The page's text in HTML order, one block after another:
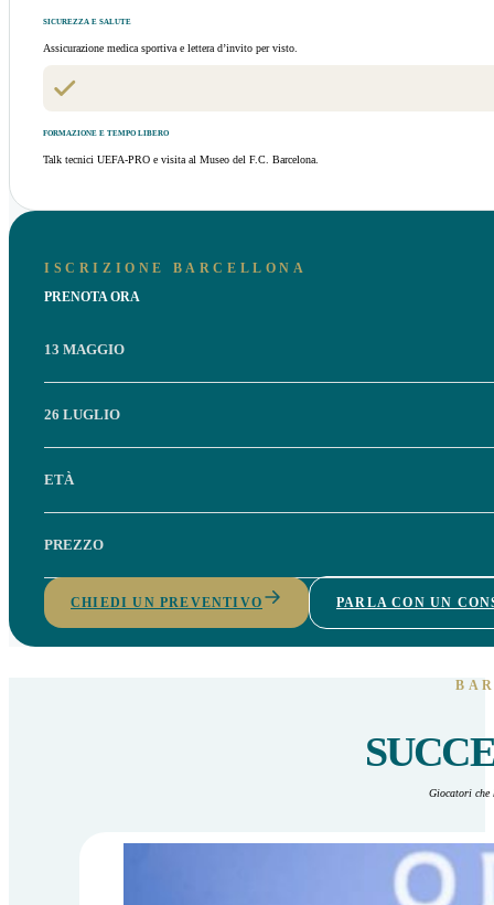
SICUREZZA E SALUTE
Assicurazione medica sportiva e lettera d’invito per visto.
FORMAZIONE E TEMPO LIBERO
Talk tecnici UEFA-PRO e visita al Museo del F.C. Barcelona.
ISCRIZIONE BARCELLONA
PRENOTA ORA
13 MAGGIO
26 LUGLIO
ETÀ
PREZZO
CHIEDI UN PREVENTIVO PARLA CON UN
Giocatori